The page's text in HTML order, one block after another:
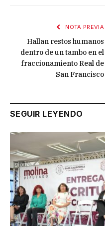
NOTA PREVIA
Hallan restos humanos
dentro de un tambo en el
fraccionamiento Real de
San Francisco
SEGUIR LEYENDO